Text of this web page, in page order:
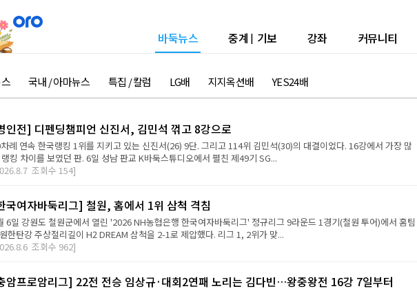
바둑뉴스 중계 | 기보 강좌 커뮤니티
국내 / 아마뉴스 특집 / 칼럼 LG배 지지옥션배 YES24배
인전] 디펜딩챔피언 신진서, 김민석 꺾고 8강으로
례 연속 한국랭킹 1위를 지키고 있는 신진서(26) 9단. 그리고 114위 김민석(30)의 대결이었다. 16강에서 가장 많
킹 차이를 보였던 판. 6일 성남 판교 K바둑스튜디오에서 펼친 제49기 SG...
조회수 154]
국여자바둑리그] 철원, 홈에서 1위 삼척 격침
6일 강원도 철원군에서 열린 '2026 NH농협은행 한국여자바둑리그' 정규리그 9라운드 1경기(철원 투어)에서 홈팀
한탄강 주상절리길이 H2 DREAM 삼척을 2-1로 제압했다. 리그 1, 2위가 맞...
조회수 962]
암프로암리그] 22전 전승 임상규·대회2연패 노리는 김다빈…왕중왕전 16강 7일부터